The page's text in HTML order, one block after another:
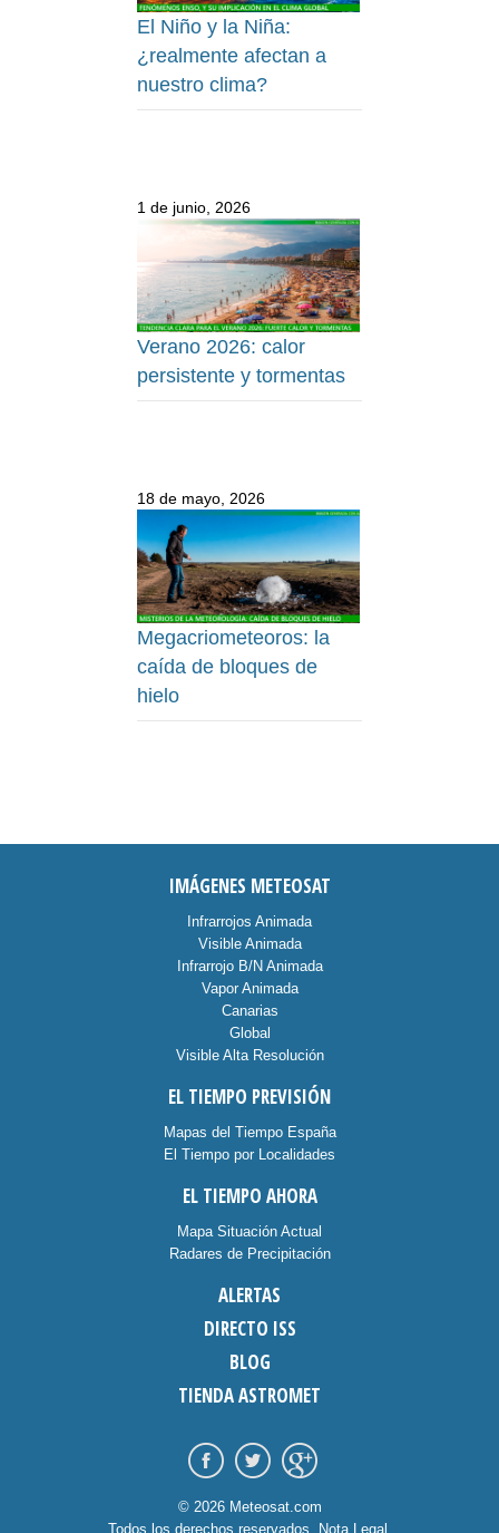
El Niño y la Niña:
¿realmente afectan a
nuestro clima?
1 de junio, 2026
Verano 2026: calor
persistente y tormentas
18 de mayo, 2026
Megacriometeoros: la
caída de bloques de
hielo
IMÁGENES METEOSAT
Infrarrojos Animada
Visible Animada
Infrarrojo B/N Animada
Vapor Animada
Canarias
Global
Visible Alta Resolución
EL TIEMPO PREVISIÓN
Mapas del Tiempo España
El Tiempo por Localidades
EL TIEMPO AHORA
Mapa Situación Actual
Radares de Precipitación
ALERTAS
DIRECTO ISS
BLOG
TIENDA ASTROMET
© 2026 Meteosat.com
Todos los derechos reservados.
Nota Legal